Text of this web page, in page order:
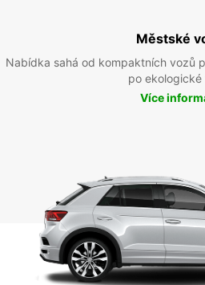
Městské
Nabídka sahá od kompaktních vozů
po ekologické
Více